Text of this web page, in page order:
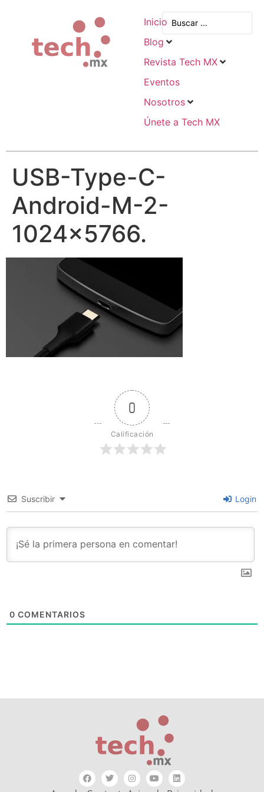
Inicio
Blog
Revista Tech MX
Eventos
Nosotros
Únete a Tech MX
USB-Type-C-
Android-M-2-
1024×5766.
0
Calificación
Suscribir Login
0 COMENTARIOS